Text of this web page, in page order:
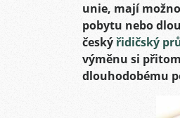
unie, mají
pobytu nebo
českýřidičský
výměnu si
dlouhodobému